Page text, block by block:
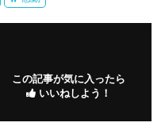
この記事が気に入ったら
いいねしよう！